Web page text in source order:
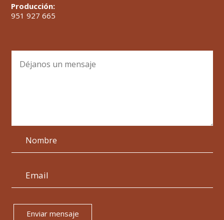
Producción:
951 927 665
Enviar mensaje